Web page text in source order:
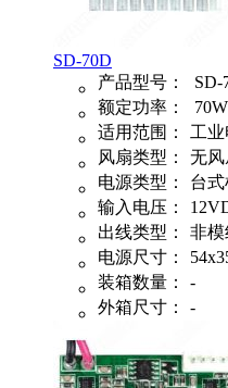
SD-70D
产品型号：
SD-
额定功率：
70W
适用范围：
工
风扇类型：
无风
电源类型：
台
输入电压：
出线类型：
非
电源尺寸：
装箱数量：
-
外箱尺寸：
-